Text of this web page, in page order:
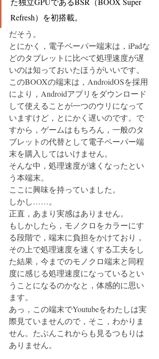
Refresh）を初搭載。
だそう。
とにかく，電子ペーパー端末は，iPadな
どのタブレットに比べて処理速度が遅
いのは知っておいたほうがいいです。
このBOOXの端末は，AndroidOSを採用
により，Androidアプリをダウンロード
して使えることが一つのウリになって
いますけど，とにかく遅いのです。で
すから，ゲームはもちろん，一般のタ
ブレットの代替として電子ペーパー端
末を購入してはいけません。
そんな中，処理速度が速くなったとい
う本端末。
ここに興味を持っていました。
しかし……。
正直，あまり実感はありません。
もしかしたら，モノクロをカラーにす
る段階で，端末に負担をかけており，
その上で処理速度を速くする工夫をし
た結果，今までのモノクロ端末と同程
度に感じる処理速度になっているとい
うことになるのかなと，体感的に思い
ます。
あっ，この端末でYoutubeをわたしは実
際見ていませんので，そこ，わかりま
せん。たぶんこれからも見るつもりは
ありません。